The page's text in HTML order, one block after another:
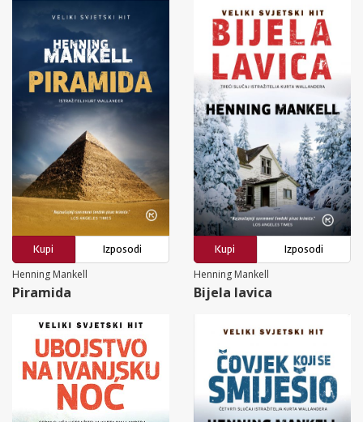
Kupi
Izposodi
Henning Mankell
Piramida
Kupi
Izposodi
Henning Mankell
Bijela lavica